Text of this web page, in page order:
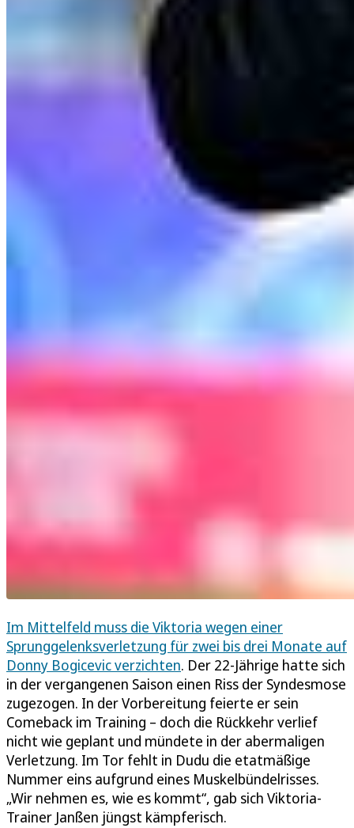
Im Mittelfeld muss die Viktoria wegen einer
Sprunggelenksverletzung für zwei bis drei Monate auf
Donny Bogicevic verzichten. Der 22-Jährige hatte sich
in der vergangenen Saison einen Riss der Syndesmose
zugezogen. In der Vorbereitung feierte er sein
Comeback im Training – doch die Rückkehr verlief
nicht wie geplant und mündete in der abermaligen
Verletzung. Im Tor fehlt in Dudu die etatmäßige
Nummer eins aufgrund eines Muskelbündelrisses.
„Wir nehmen es, wie es kommt“, gab sich Viktoria-
Trainer Janßen jüngst kämpferisch.